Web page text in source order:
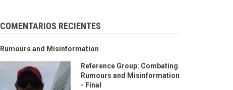
COMENTARIOS RECIENTES
Rumours and Misinformation
Reference Group: Combating
Rumours and Misinformation
- Final